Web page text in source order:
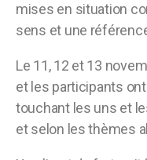
mises en situation
sens et une
Le 11, 12 et 13
et les participants
touchant les uns et
et selon les thèmes